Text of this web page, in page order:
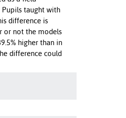
Pupils taught with
difference is
or not the models
higher than in
difference could